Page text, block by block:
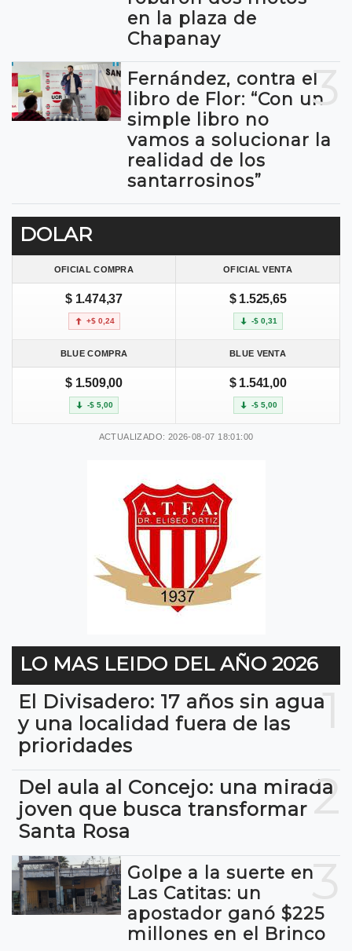
en la plaza de
Chapanay
3
Fernández, contra el
libro de Flor: “Con un
simple libro no
vamos a solucionar la
realidad de los
santarrosinos”
DOLAR
OFICIAL COMPRA OFICIAL VENTA
$ 1.474,37
+$ 0,24
$ 1.525,65
-$ 0,31
BLUE COMPRA BLUE VENTA
$ 1.509,00
-$ 5,00
$ 1.541,00
-$ 5,00
ACTUALIZADO: 2026-08-07 18:01:00
LO MAS LEIDO DEL AÑO 2026
1
El Divisadero: 17 años sin agua
y una localidad fuera de las
prioridades
2
Del aula al Concejo: una mirada
joven que busca transformar
Santa Rosa
3
Golpe a la suerte en
Las Catitas: un
apostador ganó $225
millones en el Brinco